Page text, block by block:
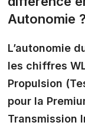
Autonomie ?
L’autonomie
les chiffres
Propulsion
pour la
Transmission